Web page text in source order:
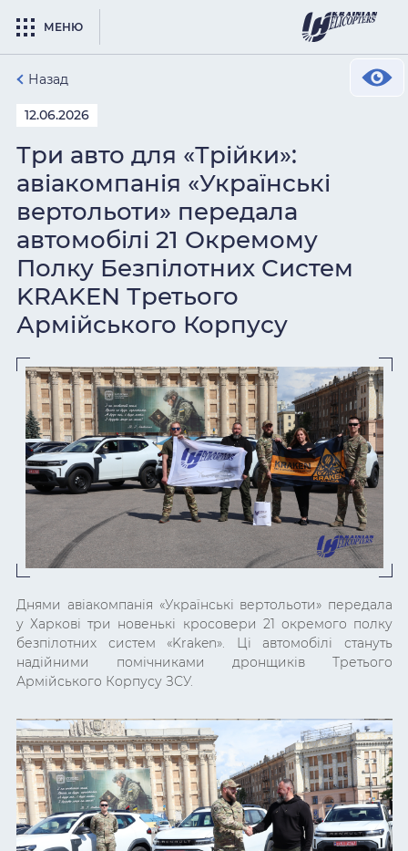
МЕНЮ
Назад
12.06.2026
Три авто для «Трійки»:
авіакомпанія «Українські
вертольоти» передала
автомобілі 21 Окремому
Полку Безпілотних Систем
KRAKEN Третього
Армійського Корпусу
Днями авіакомпанія «Українські вертольоти» передала
у Харкові три новенькі кросовери 21 окремого полку
безпілотних систем «Kraken». Ці автомобілі стануть
надійними помічниками дронщиків Третього
Армійського Корпусу ЗСУ.